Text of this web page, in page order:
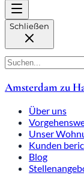
Schließen
Amsterdam zu
Über uns
Unser
Kunden
Blog